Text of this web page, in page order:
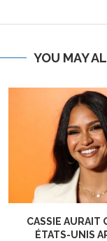
YOU MAY
CASSIE AURAIT
ÉTATS-UNIS